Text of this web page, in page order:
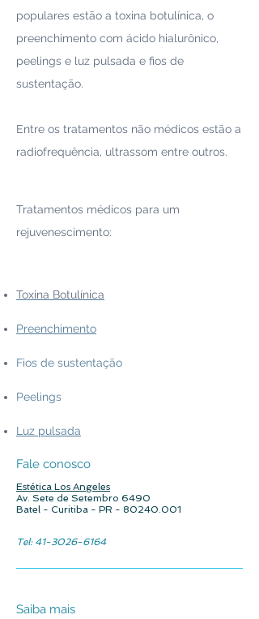
populares estão a toxina botulínica, o
preenchimento com ácido hialurônico,
peelings e luz pulsada e fios de
sustentação.
Entre os tratamentos não médicos estão a
radiofrequência, ultrassom entre outros.
Tratamentos médicos para um
rejuvenescimento:
Toxina Botulínica
Preenchimento
Fios de sustentação
Peelings
Luz pulsada
Fale conosco
Estética Los Angeles
Av. Sete de Setembro 6490
Batel - Curitiba - PR - 80240.001
Tel: 41-3026-6164
Saiba mais